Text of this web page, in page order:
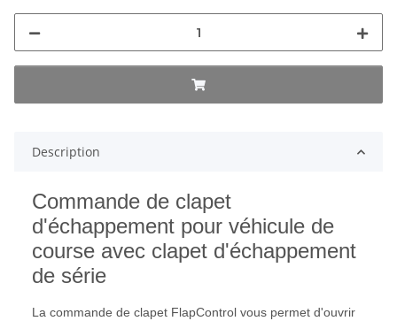
Description
Commande de clapet
d'échappement pour véhicule de
course avec clapet d'échappement
de série
La commande de clapet FlapControl vous permet d'ouvrir